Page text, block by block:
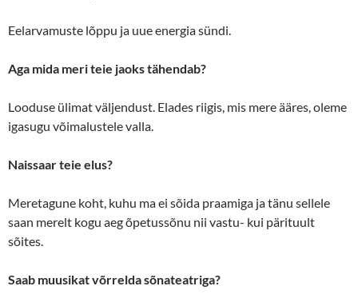
Eelarvamuste lõppu ja uue energia sündi.
Aga mida meri teie jaoks tähendab?
Looduse ülimat väljendust. Elades riigis, mis mere ääres, oleme
igasugu võimalustele valla.
Naissaar teie elus?
Meretagune koht, kuhu ma ei sõida praamiga ja tänu sellele
saan merelt kogu aeg õpetussõnu nii vastu- kui pärituult
sõites.
Saab muusikat võrrelda sõnateatriga?